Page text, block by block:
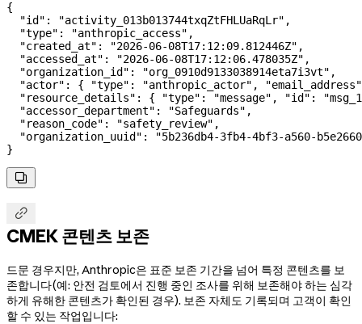
{
  "id"
: "activity_013b013744txqZtFHLUaRqLr" ,
  "type"
: "anthropic_access" ,
  "created_at"
: "2026-06-08T17:12:09.812446Z" ,
  "accessed_at"
: "2026-06-08T17:12:06.478035Z" ,
  "organization_id"
: "org_0910d9133038914eta7i3vt" ,
  "actor"
: { "type" : "anthropic_actor" ,
"email_address"
  "resource_details"
: { "type" : "message" , "id" :
  "accessor_department"
: "Safeguards" ,
  "reason_code"
: "safety_review" ,
  "organization_uuid"
:
"5b236db4-3fb4-4bf3-a560-
}


CMEK 콘텐츠 보존
드문 경우지만, Anthropic은 표준 보존 기간을 넘어 특정 콘텐츠를 보
존합니다(예: 안전 검토에서 진행 중인 조사를 위해 보존해야 하는 심각
하게 유해한 콘텐츠가 확인된 경우). 보존 자체도 기록되며 고객이 확인
할 수 있는 작업입니다: